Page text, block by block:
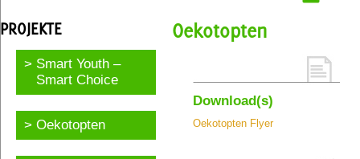
PROJEKTE
Smart Youth –
Smart Choice
Oekotopten
Oekotopten
Download(s)
Oekotopten Flyer